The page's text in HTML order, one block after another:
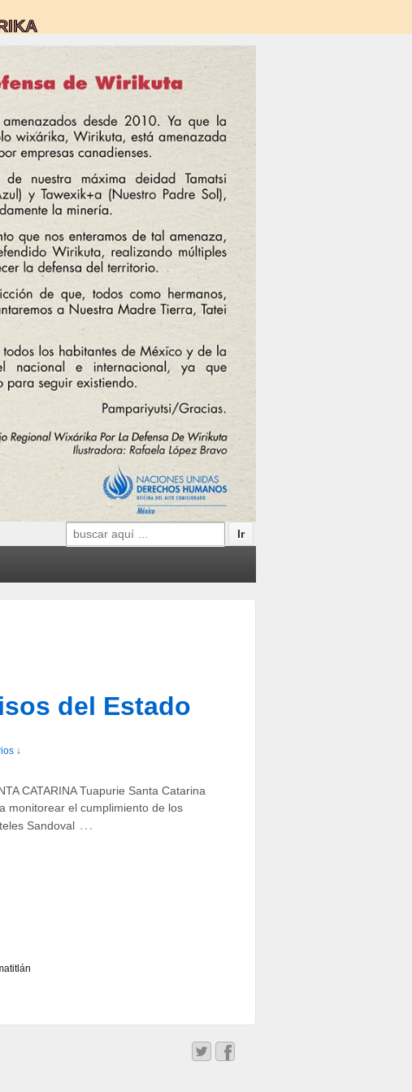
Search
for:
del Estado
↓
CATARINA Tuapurie Santa Catarina
monitorear el cumplimiento de los
Sandoval …